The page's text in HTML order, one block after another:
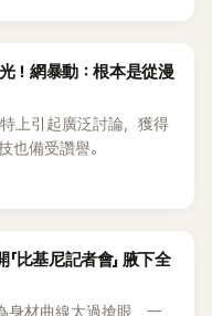
！網暴動：根本是從漫
上引起廣泛討論，獲得
也備受讚譽。
比基尼記者會」 腋下全
身材曲線太過搶眼，一